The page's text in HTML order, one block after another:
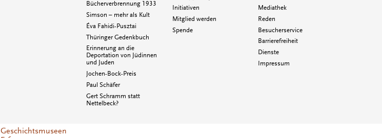
Bücherverbrennung 1933
Simson – mehr als Kult
Éva Fahidi-Pusztai
Thüringer Gedenkbuch
Erinnerung an die
Deportation von Jüdinnen
und Juden
Jochen-Bock-Preis
Paul Schäfer
Gert Schramm statt
Nettelbeck?
Initiativen
Mitglied werden
Spende
Mediathek
Reden
Besucherservice
Barrierefreiheit
Dienste
Impressum
Geschichtsmuseen